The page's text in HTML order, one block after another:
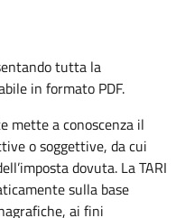
tutta la
in formato PDF.
mette a conoscenza il
o soggettive, da cui
dovuta. La TARI
sulla base
ai fini